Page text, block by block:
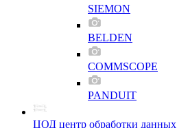
SIEMON
BELDEN
COMMSCOPE
PANDUIT
ЦОД центр обработки данных